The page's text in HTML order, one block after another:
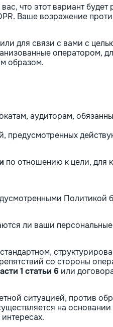
что этот вариант будет
Ваше возражение
или для связи с вами с
оператором,
образом.
аудиторам,
предусмотренных
по отношению к цели, для
Политикой
ли ваши
со стороны
1 статьи 6 или
ситуацией, против
на основании